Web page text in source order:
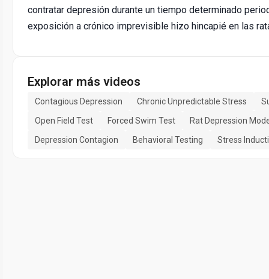
contratar depresión durante un tiempo determinado
exposición a crónico imprevisible hizo hincapié en las
Explorar más videos
Contagious Depression Chronic Unpredictable Stress
Open Field Test
Forced Swim Test
Rat Depression
Depression Contagion
Behavioral Testing Stress